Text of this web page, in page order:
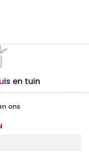
uis en tuin
ons